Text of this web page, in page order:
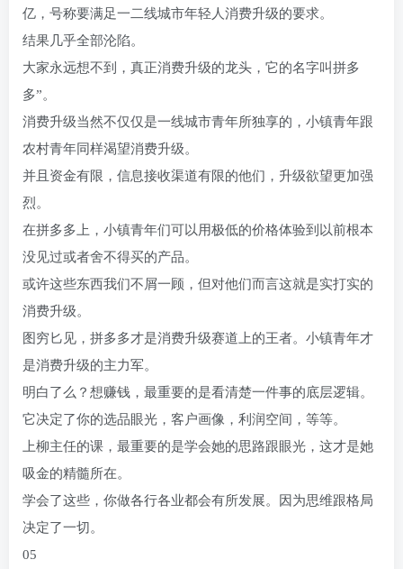
亿，号称要满足一二线城市年轻人消费升级的要求。
结果几乎全部沦陷。
大家永远想不到，真正消费升级的龙头，它的名字叫拼多
多”。
消费升级当然不仅仅是一线城市青年所独享的，小镇青年跟
农村青年同样渴望消费升级。
并且资金有限，信息接收渠道有限的他们，升级欲望更加强
烈。
在拼多多上，小镇青年们可以用极低的价格体验到以前根本
没见过或者舍不得买的产品。
或许这些东西我们不屑一顾，但对他们而言这就是实打实的
消费升级。
图穷匕见，拼多多才是消费升级赛道上的王者。小镇青年才
是消费升级的主力军。
明白了么？想赚钱，最重要的是看清楚一件事的底层逻辑。
它决定了你的选品眼光，客户画像，利润空间，等等。
上柳主任的课，最重要的是学会她的思路跟眼光，这才是她
吸金的精髓所在。
学会了这些，你做各行各业都会有所发展。因为思维跟格局
决定了一切。
05